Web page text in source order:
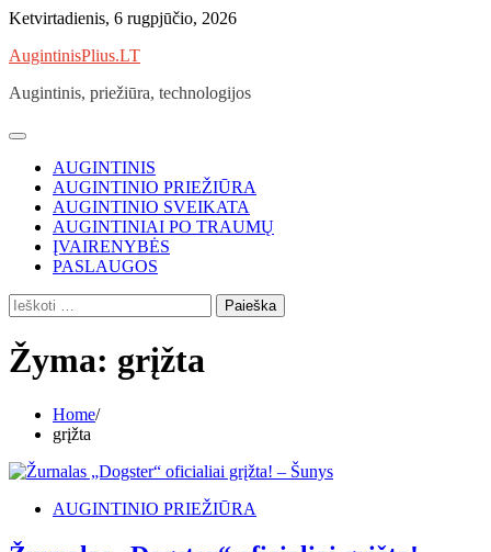
Skip
content
Ketvirtadienis, 6 rugpjūčio, 2026
AugintinisPlius.LT
Augintinis, priežiūra, technologijos
AUGINTINIS
AUGINTINIO PRIEŽIŪRA
AUGINTINIO SVEIKATA
AUGINTINIAI PO TRAUMŲ
ĮVAIRENYBĖS
PASLAUGOS
Ieškoti:
Žyma: grįžta
Home
grįžta
AUGINTINIO PRIEŽIŪRA